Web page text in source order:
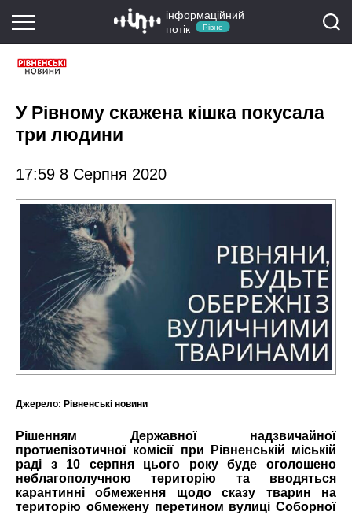
інформаційний
потік
Рівне
У Рівному скажена кішка покусала
три людини
17:59 8 Серпня 2020
Джерело: Рівненські новини
Рішенням Державної надзвичайної
протиепізотичної комісії при Рівненській міській
раді з 10 серпня цього року буде оголошено
неблагополучною територію та вводяться
карантинні обмеження щодо сказу тварин на
територію обмежену перетином вулиці Соборної